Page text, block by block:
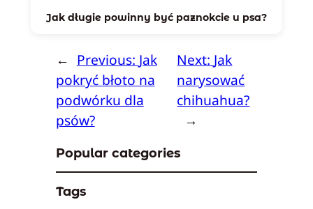
Jak długie powinny być paznokcie u psa?
← Previous: Jak
pokryć błoto na
podwórku dla
psów?
Next: Jak
narysować
chihuahua?
→
Popular categories
Tags